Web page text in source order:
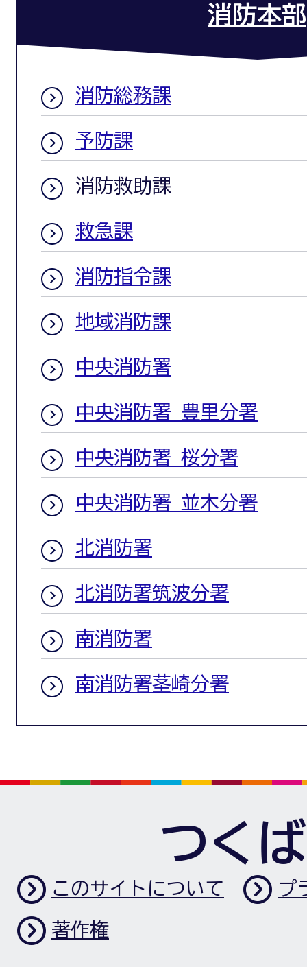
消防本部
消防総務課
予防課
消防救助課
救急課
消防指令課
地域消防課
中央消防署
中央消防署 豊里分署
中央消防署 桜分署
中央消防署 並木分署
北消防署
北消防署筑波分署
南消防署
南消防署茎崎分署
つく
このサイトについて プ
著作権